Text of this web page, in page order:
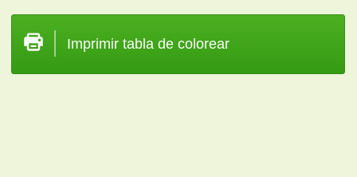
Imprimir tabla de colorear